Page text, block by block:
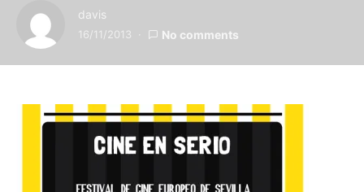
davis
16/11/2013 No comments